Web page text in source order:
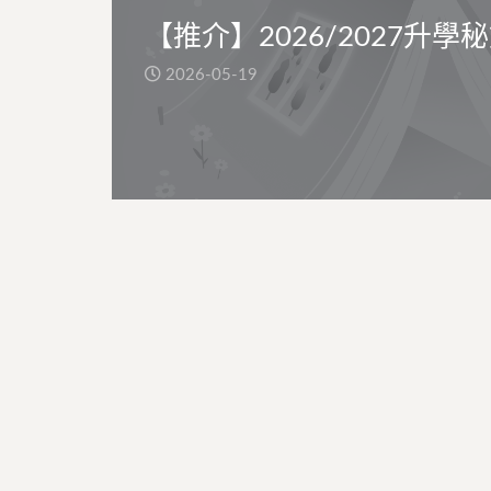
【推介】2026/2027升學
2026-05-19